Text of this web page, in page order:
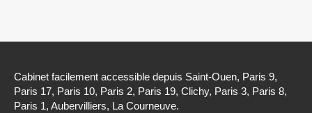
Cabinet facilement accessible depuis Saint-Ouen, Paris 9,
Paris 17, Paris 10, Paris 2, Paris 19, Clichy, Paris 3, Paris 8,
Paris 1, Aubervilliers, La Courneuve.